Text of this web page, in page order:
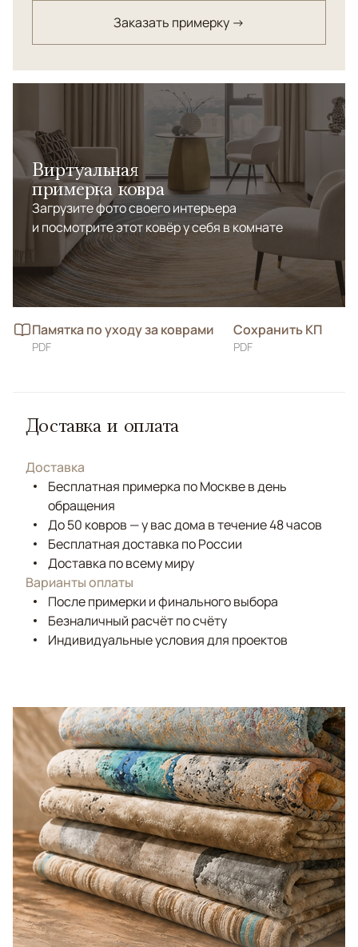
Заказать примерку →
Виртуальная
примерка ковра
Загрузите фото своего интерьера
и посмотрите этот ковёр у себя в комнате
Памятка по уходу за коврами
PDF
Сохранить КП
PDF
Доставка и оплата
Доставка
Бесплатная примерка по Москве в день
обращения
До 50 ковров — у вас дома в течение 48 часов
Бесплатная доставка по России
Доставка по всему миру
Варианты оплаты
После примерки и финального выбора
Безналичный расчёт по счёту
Индивидуальные условия для проектов